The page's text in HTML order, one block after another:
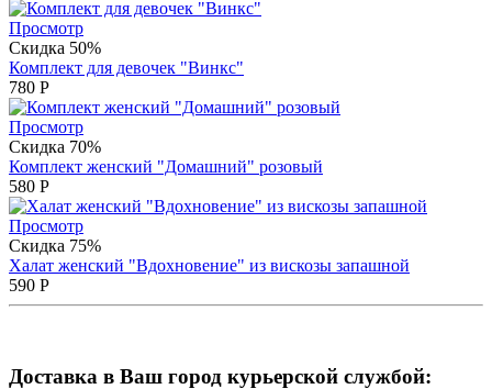
Просмотр
Скидка 50%
Комплект для девочек "Винкс"
780 Р
Просмотр
Скидка 70%
Комплект женский "Домашний" розовый
580 Р
Просмотр
Скидка 75%
Халат женский "Вдохновение" из вискозы запашной
590 Р
Доставка в Ваш город курьерской службой: